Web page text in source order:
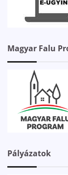
Magyar Falu
Pályázatok